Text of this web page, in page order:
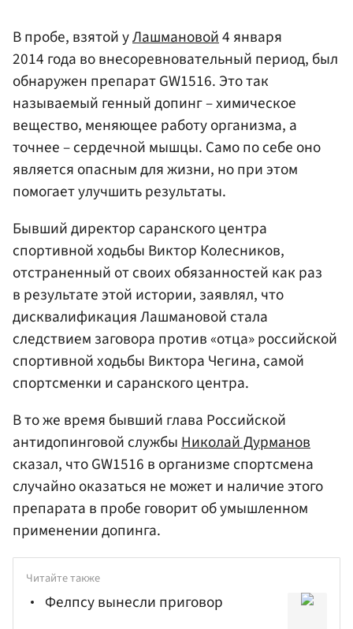
В пробе, взятой уЛашмановой4 января
2014 года во внесоревновательный период, был
обнаружен препарат GW1516. Это так
называемый генный допинг – химическое
вещество, меняющее работу организма, а
точнее – сердечной мышцы. Само по себе оно
является опасным для жизни, но при этом
помогает улучшить результаты.
Бывший директор саранского центра
спортивной ходьбы Виктор Колесников,
отстраненный от своих обязанностей как раз
в результате этой истории, заявлял, что
дисквалификация Лашмановой стала
следствием заговора против «отца» российской
спортивной ходьбы Виктора Чегина, самой
спортсменки и саранского центра.
В то же время бывший глава Российской
антидопинговой службыНиколай Дурманов
сказал, что GW1516 в организме спортсмена
случайно оказаться не может и наличие этого
препарата в пробе говорит об умышленном
применении допинга.
Читайте также
Фелпсу вынесли приговор